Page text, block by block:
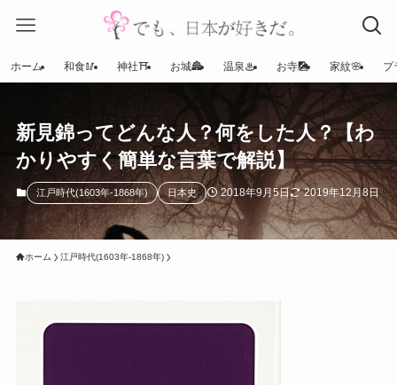
ホーム 和食🥢 神社⛩ お城🏯 温泉♨ お寺🎑 家紋🌸 プ
新見錦ってどんな人？何をした人？【わ
かりやすく簡単な言葉で解説】
江戸時代(1603年-1868年) 日本史 2018年9月5日 2019年12月8日
ホーム 江戸時代(1603年-1868年)